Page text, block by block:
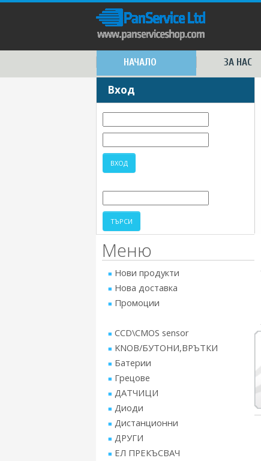
НАЧАЛО ЗА НАС
Вход
Меню
Нови продукти
Нова доставка
Промоции
CCD\CMOS sensor
KNOB/БУТОНИ,ВРЪТКИ
Батерии
Грецове
ДАТЧИЦИ
Диоди
Дистанционни
ДРУГИ
ЕЛ ПРЕКЪСВАЧ